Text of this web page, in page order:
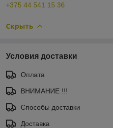
+375 44 541 15 36
Скрыть
Условия доставки
Оплата
ВНИМАНИЕ !!!
Способы доставки
Доставка